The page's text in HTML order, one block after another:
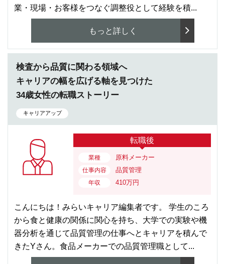
業・現場・お客様をつなぐ調整役として経験を積...
もっと詳しく
検査から品質に関わる領域へ
キャリアの幅を広げる軸を見つけた
34歳女性の転職ストーリー
キャリアアップ
転職後
業種 原料メーカー
仕事内容 品質管理
年収 410万円
こんにちは！みらいキャリア編集者です。 学生のころ
から食と健康の関係に関心を持ち、大学での実験や機
器分析を通じて品質管理の仕事へとキャリアを積んで
きたYさん。食品メーカーでの品質管理職として...